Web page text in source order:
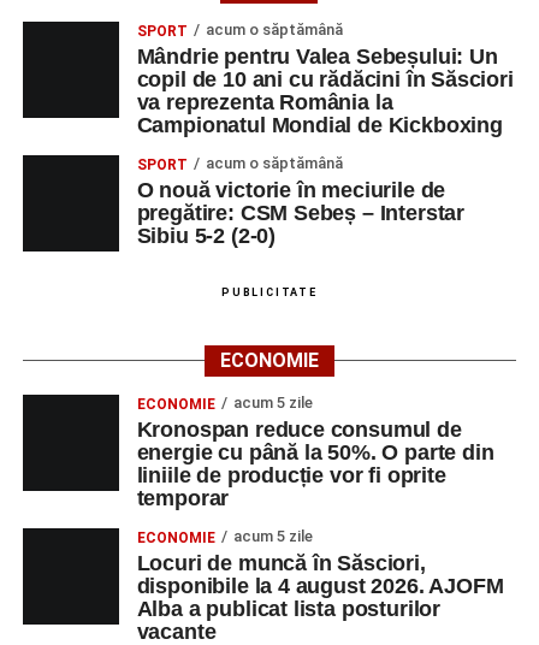
SPORT acum o săptămână
Mândrie pentru Valea Sebeșului: Un
copil de 10 ani cu rădăcini în Săsciori
va reprezenta România la
Campionatul Mondial de Kickboxing
SPORT acum o săptămână
O nouă victorie în meciurile de
pregătire: CSM Sebeș – Interstar
Sibiu 5-2 (2-0)
PUBLICITATE
ECONOMIE
ECONOMIE acum 5 zile
Kronospan reduce consumul de
energie cu până la 50%. O parte din
liniile de producție vor fi oprite
temporar
ECONOMIE acum 5 zile
Locuri de muncă în Săsciori,
disponibile la 4 august 2026. AJOFM
Alba a publicat lista posturilor
vacante